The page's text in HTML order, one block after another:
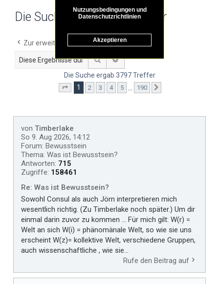
Die Suche ergab 3797 Treffer
Zur erweiterten Suche
SucheErweiterte Suche
Die Suche ergab 3797 Treffer
Seite von190
1 2 3 4 5 190
von Timberlake
So 9. Aug 2026, 14:12
Forum: Bewusstsein
Thema: Was ist Bewusstsein?
Antworten: 715
Zugriffe: 158461
Re: Was ist Bewusstsein?
Sowohl Consul als auch Jörn interpretieren mich
wesentlich richtig. (Zu Timberlake noch später.) Um dir
einmal darin zuvor zu kommen ... Für mich gilt: W(r) =
Welt an sich W(i) = phänomänale Welt, so wie sie uns
erscheint W(z)= kollektive Welt, verschiedene Gruppen,
auch wissenschaftliche , wie sie...
Rufe den Beitrag auf
Nutzungsbedingungen und
Datenschutzrichtlinien
Akzeptieren